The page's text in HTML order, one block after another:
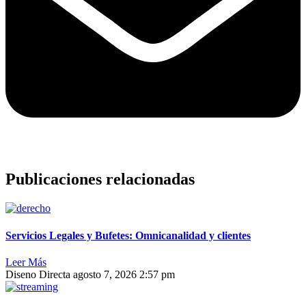
Publicaciones relacionadas
Servicios Legales y Bufetes: Omnicanalidad y clientes
Leer Más
Diseno Directa agosto 7, 2026 2:57 pm